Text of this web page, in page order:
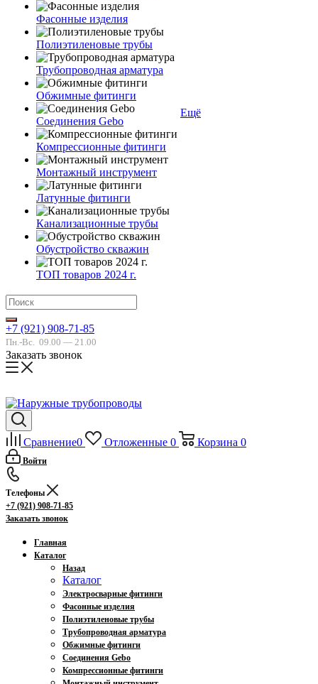
Фасонные изделия
Полиэтиленовые трубы
Трубопроводная арматура
Обжимные фитинги
Соединения Gebo
Компрессионные фитинги
Монтажный инструмент
Латунные фитинги
Канализационные трубы
Обустройство скважин
ТОП товаров 2024 г.
Ещё
+7 (921) 908-71-85
Пн.-Вс. 09.00 — 21.00
Заказать звонок
Сравнение0 Отложенные 0 Корзина 0
Войти
Телефоны
+7 (921) 908-71-85
Заказать звонок
Главная
Каталог
Назад
Каталог
Электросварные фитинги
Фасонные изделия
Полиэтиленовые трубы
Трубопроводная арматура
Обжимные фитинги
Соединения Gebo
Компрессионные фитинги